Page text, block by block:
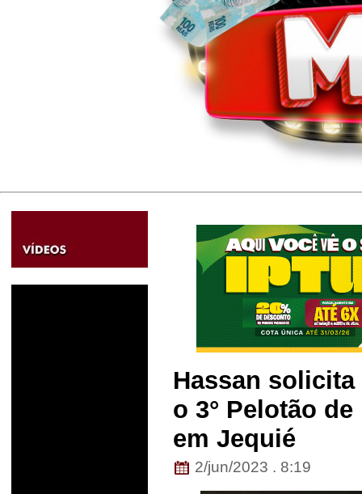
Hassan
o 3° Pelotão
em Jequié
2/jun/2023 . 8:19